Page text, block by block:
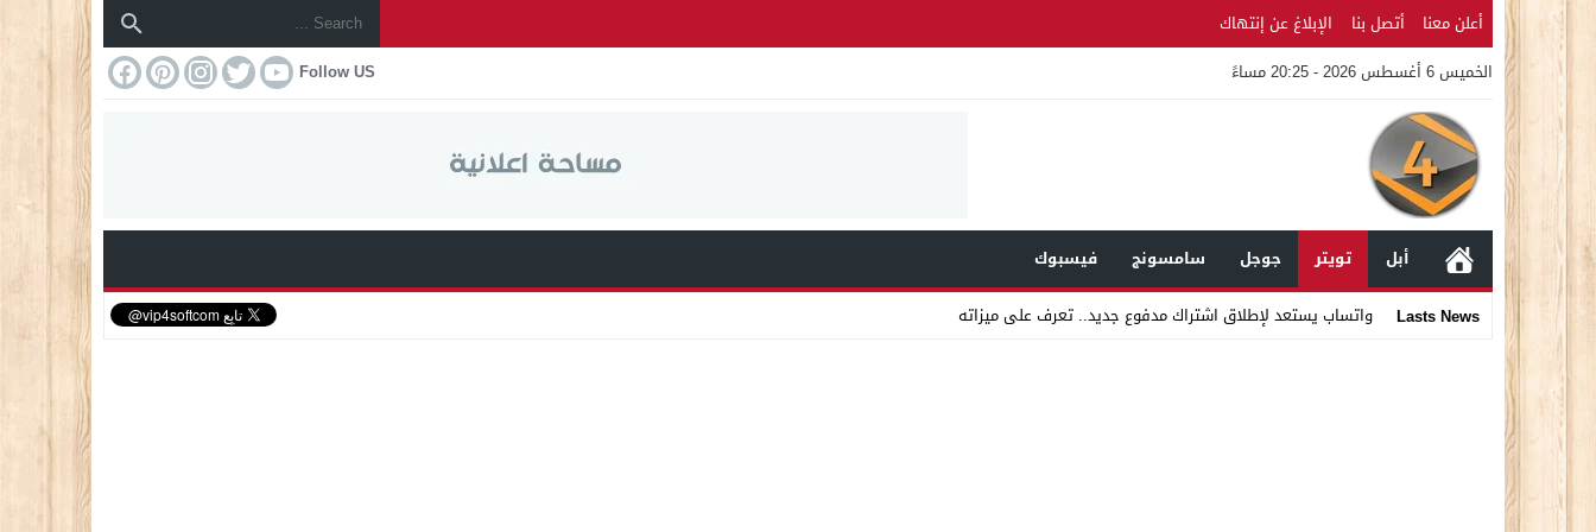
أعلن معنا أتصل بنا
الإبلاغ عن إنتهاك
الخميس 6 أغسطس 2026 - 20:25 مساءً
Follow US
أبل تويتر جوجل سامسونج
فيسبوك
Lasts News
واتساب يستعد لإطلاق اشتراك مدفوع جديد.. تعرف على ميزاته